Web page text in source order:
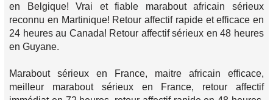
en Belgique! Vrai et fiable marabout africain sérieux
reconnu en Martinique! Retour affectif rapide et efficace en
24 heures au Canada! Retour affectif sérieux en 48 heures
en Guyane.
Marabout sérieux en France, maitre africain efficace,
meilleur marabout sérieux en France, retour affectif